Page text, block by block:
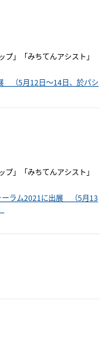
」「みちてんアシスト」
（5月12日～14日、於パシ
」「みちてんアシスト」
ーラム2021に出展 （5月13